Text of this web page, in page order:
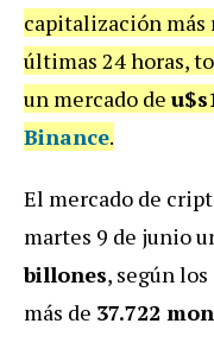
capitalización
últimas 24 horas,
un mercado de
Binance.
El mercado de
martes 9 de junio
billones, según
más de 37.722